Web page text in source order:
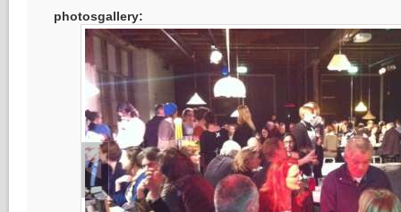
photosgallery: